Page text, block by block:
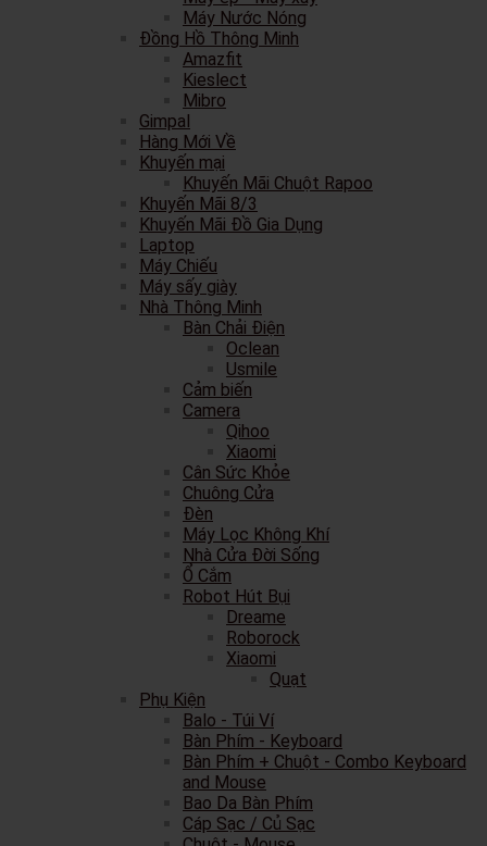
Máy Nước Nóng
Đồng Hồ Thông Minh
Amazfit
Kieslect
Mibro
Gimpal
Hàng Mới Về
Khuyến mại
Khuyến Mãi Chuột Rapoo
Khuyến Mãi 8/3
Khuyến Mãi Đồ Gia Dụng
Laptop
Máy Chiếu
Máy sấy giày
Nhà Thông Minh
Bàn Chải Điện
Oclean
Usmile
Cảm biến
Camera
Qihoo
Xiaomi
Cân Sức Khỏe
Chuông Cửa
Đèn
Máy Lọc Không Khí
Nhà Cửa Đời Sống
Ổ Cắm
Robot Hút Bụi
Dreame
Roborock
Xiaomi
Quạt
Phụ Kiện
Balo - Túi Ví
Bàn Phím - Keyboard
Bàn Phím + Chuột - Combo Keyboard
and Mouse
Bao Da Bàn Phím
Cáp Sạc / Củ Sạc